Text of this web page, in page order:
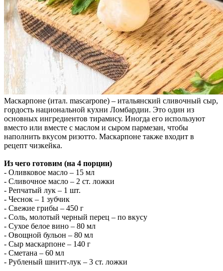
Маскарпоне (итал. mascarpone) – итальянский сливочный сыр,
гордость национальной кухни Ломбардии. Это один из
основных ингредиентов тирамису. Иногда его используют
вместо или вместе с маслом и сыром пармезан, чтобы
наполнить вкусом ризотто. Маскарпоне также входит в
рецепт чизкейка.
Из чего готовим (на 4 порции)
- Оливковое масло – 15 мл
- Сливочное масло – 2 ст. ложки
- Репчатый лук – 1 шт.
- Чеснок – 1 зубчик
- Свежие грибы – 450 г
- Соль, молотый черный перец – по вкусу
- Сухое белое вино – 80 мл
- Овощной бульон – 80 мл
- Сыр маскарпоне – 140 г
- Сметана – 60 мл
- Рубленый шнитт-лук – 3 ст. ложки